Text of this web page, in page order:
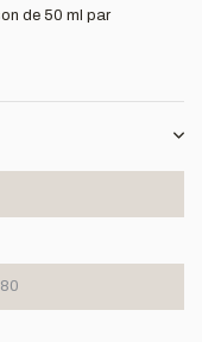
de 50 ml par